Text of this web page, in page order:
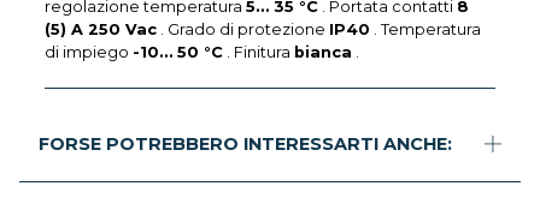
regolazione temperatura5… 35 °C . Portata contatti 8
(5) A 250 Vac . Grado di protezione IP40 . Temperatura
di impiego -10… 50 °C . Finitura bianca
FORSE POTREBBERO INTERESSARTI ANCHE: